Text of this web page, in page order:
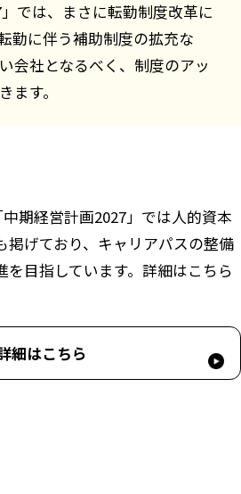
」では、まさに転勤制度改革に
勤に伴う補助制度の拡充な
会社となるべく、制度のアッ
ます。
期経営計画2027」では人的資本
掲げており、キャリアパスの整備
を目指しています。詳細はこちら
細はこちら